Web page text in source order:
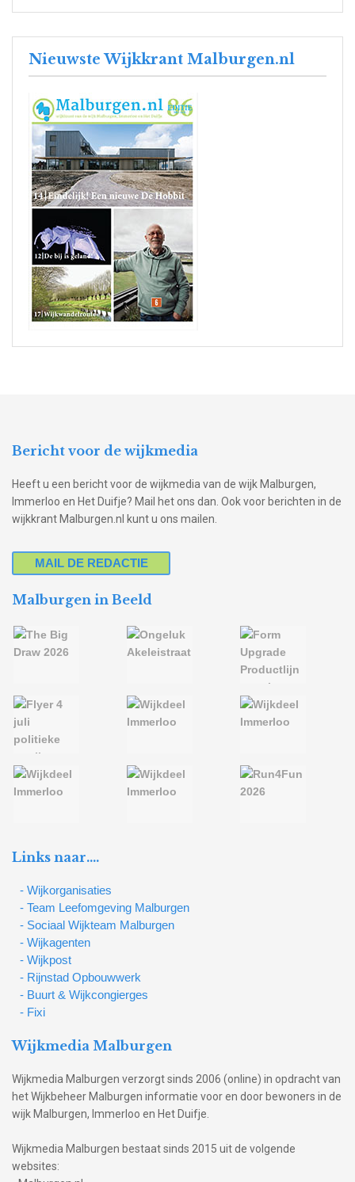
Nieuwste Wijkkrant Malburgen.nl
Bericht voor de wijkmedia
Heeft u een bericht voor de wijkmedia van de wijk Malburgen,
Immerloo en Het Duifje? Mail het ons dan. Ook voor berichten in de
wijkkrant Malburgen.nl kunt u ons mailen.
MAIL DE REDACTIE
Malburgen in Beeld
Links naar….
- Wijkorganisaties
- Team Leefomgeving Malburgen
- Sociaal Wijkteam Malburgen
- Wijkagenten
- Wijkpost
- Rijnstad Opbouwwerk
- Buurt & Wijkcongierges
- Fixi
Wijkmedia Malburgen
Wijkmedia Malburgen verzorgt sinds 2006 (online) in opdracht van
het Wijkbeheer Malburgen informatie voor en door bewoners in de
wijk Malburgen, Immerloo en Het Duifje.
Wijkmedia Malburgen bestaat sinds 2015 uit de volgende
websites: